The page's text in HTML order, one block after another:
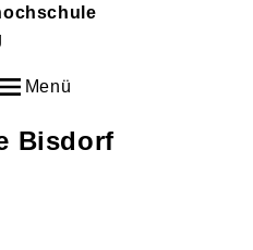
Menü
Bisdorf